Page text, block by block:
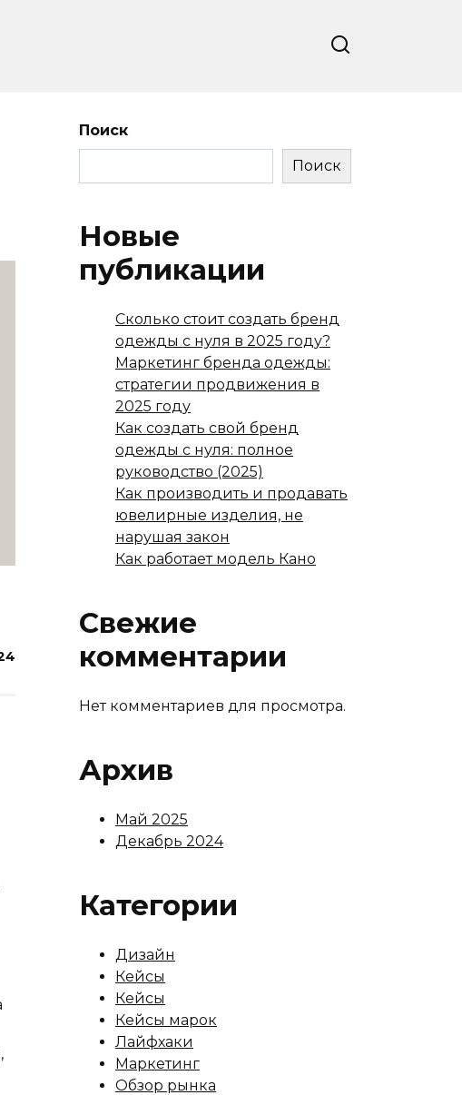
Поиск
Поиск
Новые
публикации
Сколько стоит создать бренд
одежды с нуля в 2025 году?
Маркетинг бренда одежды:
стратегии продвижения в
2025 году
Как создать свой бренд
одежды с нуля: полное
руководство (2025)
Как производить и продавать
ювелирные изделия, не
нарушая закон
Как работает модель Кано
Свежие
комментарии
Нет комментариев для просмотра.
Архив
Май 2025
Декабрь 2024
Категории
Дизайн
Кейсы
Кейсы
Кейсы марок
Лайфхаки
Маркетинг
Обзор рынка